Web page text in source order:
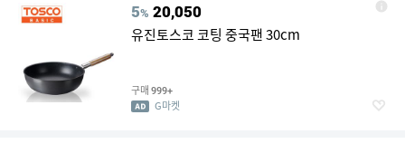
5% 20,050
유진토스코 코팅 중국팬 30cm
구매 999+
G마켓